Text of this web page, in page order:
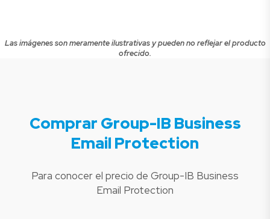
Las imágenes son meramente ilustrativas y pueden no reflejar el producto
ofrecido.
Comprar Group-IB Business
Email Protection
Para conocer el precio de Group-IB Business
Email Protection